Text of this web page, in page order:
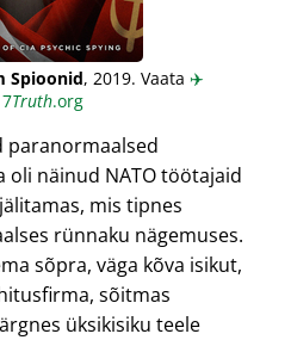
Spioonid, 2019. Vaata ✈️
Truth.org
paranormaalsed
oli näinud NATO töötajaid
mis tipnes
rünnaku nägemuses.
sõpra, väga kõva isikut,
sõitmas
üksikisiku teele